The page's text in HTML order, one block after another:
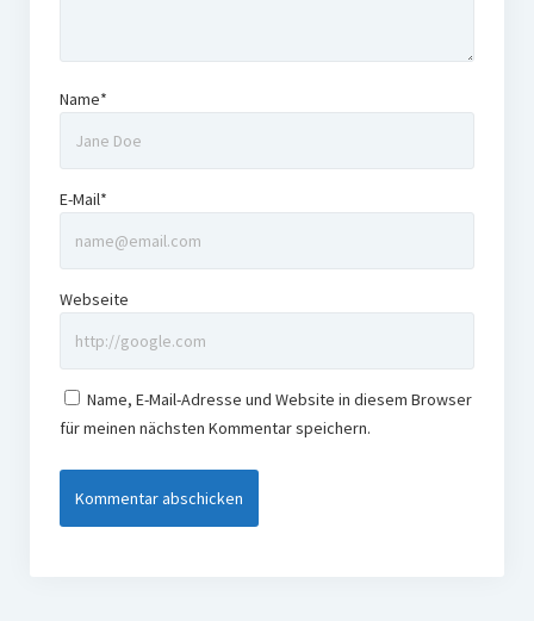
Name*
E-Mail*
Webseite
Name, E-Mail-Adresse und Website in diesem Browser
für meinen nächsten Kommentar speichern.